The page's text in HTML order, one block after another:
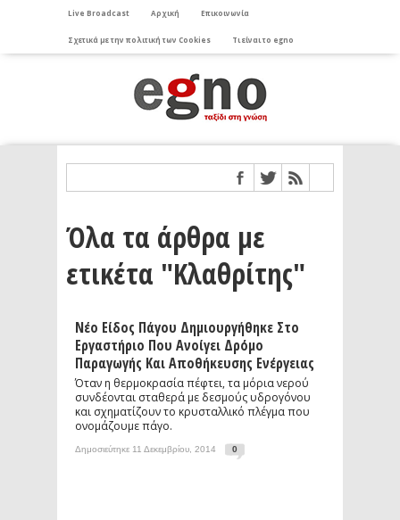
Live Broadcast Αρχική Επικοινωνία
Σχετικά με την πολιτική των Cookies Τι είναι το egno
Όλα τα άρθρα με
ετικέτα "Κλαθρίτης"
Νέο Είδος Πάγου Δημιουργήθηκε Στο
Εργαστήριο Που Ανοίγει Δρόμο
Παραγωγής Και Αποθήκευσης Ενέργειας
Όταν η θερμοκρασία πέφτει, τα μόρια νερού
συνδέονται σταθερά με δεσμούς υδρογόνου
και σχηματίζουν το κρυσταλλικό πλέγμα που
ονομάζουμε πάγο.
Δημοσιεύτηκε 11 Δεκεμβρίου, 2014 0